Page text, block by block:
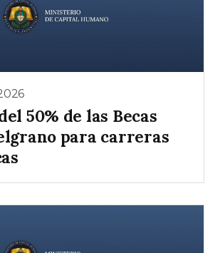
50% de las Becas
para carreras